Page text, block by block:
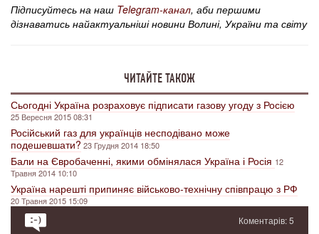
Підписуйтесь на наш Telegram-канал, аби першими
дізнаватись найактуальніші новини Волині, України та світу
ЧИТАЙТЕ ТАКОЖ
Сьогодні Україна розраховує підписати газову угоду з Росією
25 Вересня 2015 08:31
Російський газ для українців несподівано може
подешевшати?23 Грудня 2014 18:50
Бали на Євробаченні, якими обмінялася Україна і Росія 12
Травня 2014 10:10
Україна нарешті припиняє військово-технічну співпрацю з РФ
20 Травня 2015 15:09
Коментарів: 5